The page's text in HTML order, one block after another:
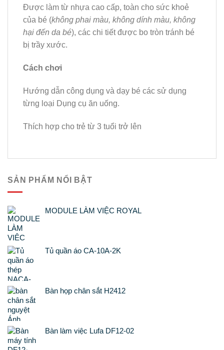
Được làm từ nhựa cao cấp, toàn cho sức khoẻ
của bé (không phai màu, không dính màu, không
hại đến da bé), các chi tiết được bo tròn tránh bé
bị trầy xước.
Cách chơi
Hướng dẫn công dụng và dạy bé các sử dụng
từng loại Dụng cụ ăn uống.
Thích hợp cho trẻ từ 3 tuổi trở lên
SẢN PHẨM NỔI BẬT
MODULE LÀM VIỆC ROYAL
Tủ quần áo CA-10A-2K
Bàn họp chân sắt H2412
Bàn làm việc Lufa DF12-02